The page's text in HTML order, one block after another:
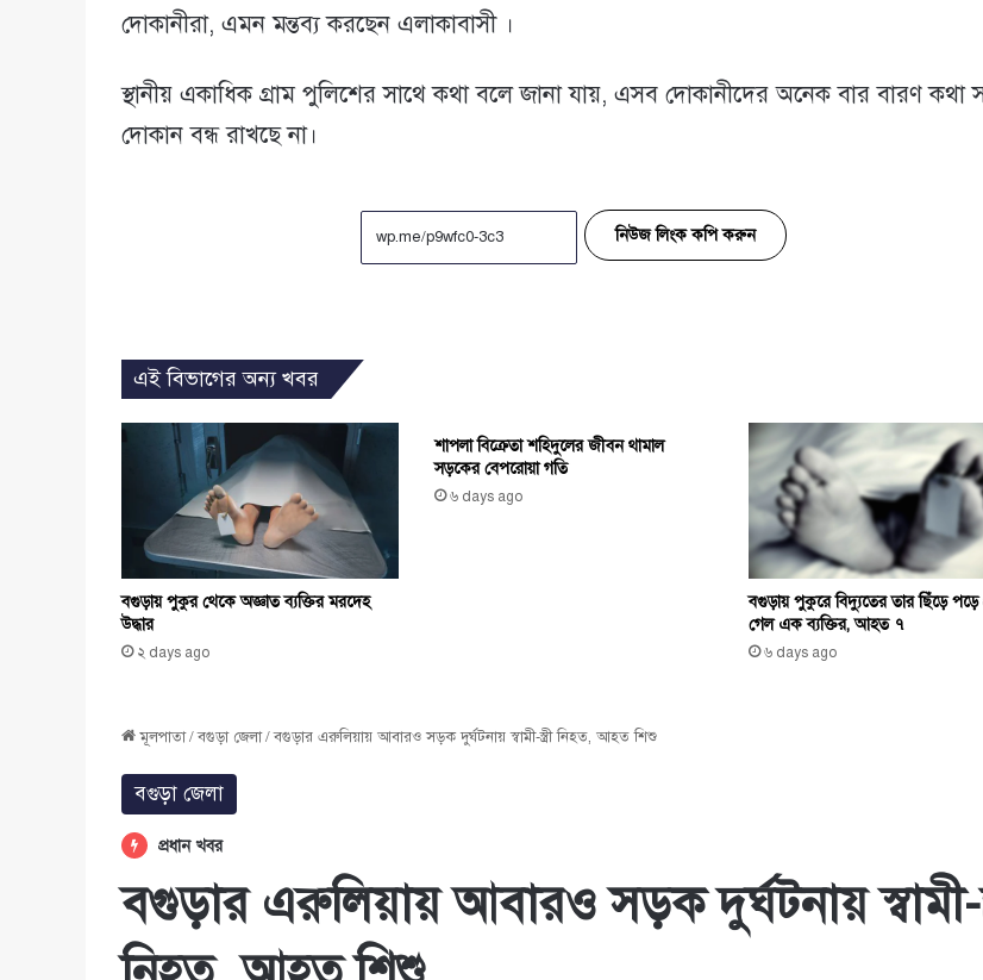
দোকানীরা, এমন মন্তব্য করছেন এলাকাবাসী ।
স্থানীয় একাধিক গ্রাম পুলিশের সাথে কথা বলে জানা যায়, এসব দোকানীদের অনেক বার বারণ কথা
দোকান বন্ধ রাখছে না।
নিউজ লিংক কপি করুন
এই বিভাগের অন্য খবর
বগুড়ায় পুকুর থেকে অজ্ঞাত ব্যক্তির মরদেহ
উদ্ধার
২ days ago
শাপলা বিক্রেতা শহিদুলের জীবন থামাল
সড়কের বেপরোয়া গতি
৬ days ago
বগুড়ায় পুকুরে বিদ্যুতের তার ছিঁড়ে পড়ে
গেল এক ব্যক্তির, আহত ৭
৬ days ago